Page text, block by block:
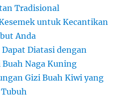
Tradisional
untuk Kecantikan
Anda
Diatasi dengan
Naga Kuning
Gizi Buah Kiwi yang